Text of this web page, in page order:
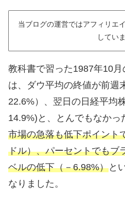
当ブログの運営ではアフィリエ
してい
教科書で習った1987年10
は、ダウ平均の終値が前週
22.6%）、翌日の日経平均
14.9%)と、とんでもなかっ
市場の急落も低下ポイント
ドル）、パーセントでもブ
ベルの低下（－6.98%）と
なりました。